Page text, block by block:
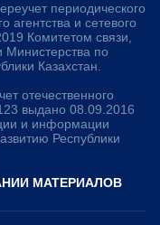
периодического
агентства и сетевого
Комитетом связи,
по
Казахстан.
отечественного
выдано 08.09.2016
и информации
Республики
МАТЕРИАЛОВ